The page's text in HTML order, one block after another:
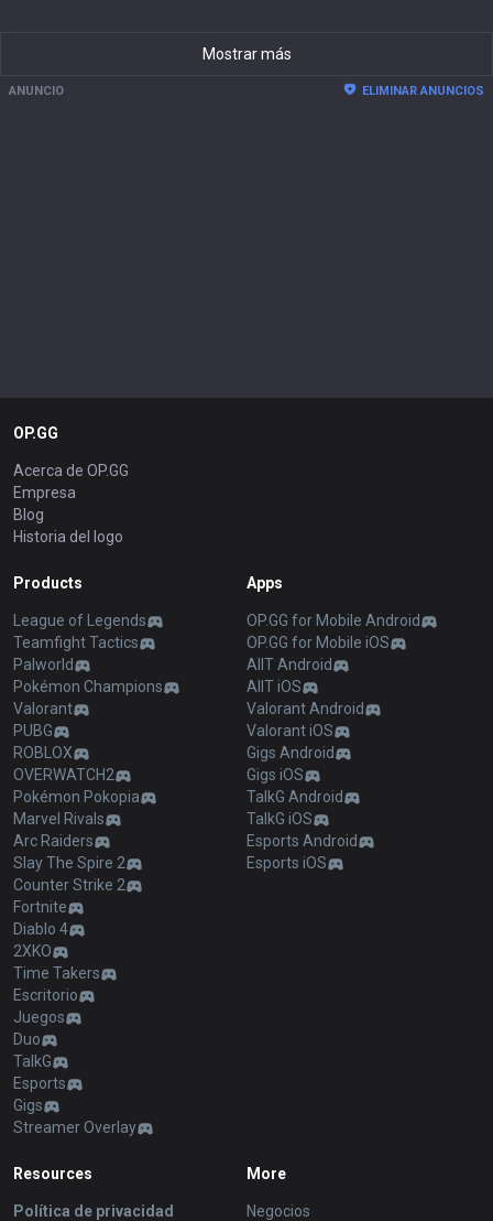
Mostrar más
ANUNCIO ELIMINAR ANUNCIOS
OP.GG
Acerca de OP.GG
Empresa
Blog
Historia del logo
Products
League of Legends
Teamfight Tactics
Palworld
Pokémon Champions
Valorant
PUBG
ROBLOX
OVERWATCH2
Pokémon Pokopia
Marvel Rivals
Arc Raiders
Slay The Spire 2
Counter Strike 2
Fortnite
Diablo 4
2XKO
Time Takers
Escritorio
Juegos
Duo
TalkG
Esports
Gigs
Streamer Overlay
Apps
OP.GG for Mobile Android
OP.GG for Mobile iOS
AllT Android
AllT iOS
Valorant Android
Valorant iOS
Gigs Android
Gigs iOS
TalkG Android
TalkG iOS
Esports Android
Esports iOS
Resources
Política de privacidad
More
Negocios